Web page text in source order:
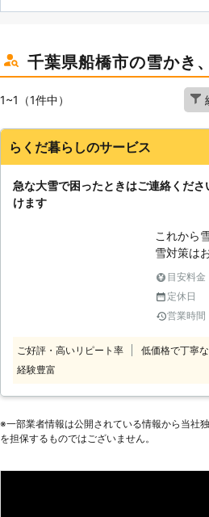
千葉県船橋市の雪かき
1~1（1件中）
らくだ暮らしのサービス
急な大雪で困ったときはご連絡くだ
けます
これから
雪対策は
に怖いの
すよね。
もって、
り、雪で
す。また
を防ぐた
し、雪下
目安料金
定休日
営業時間
ご好評・高いリピート率 低価格で丁寧
経験豊富
※⼀部業者情報は公開されている情報から当社
を担保するものではございません。